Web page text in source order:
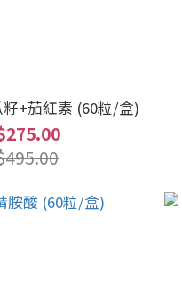
+茄紅素 (60粒/盒)